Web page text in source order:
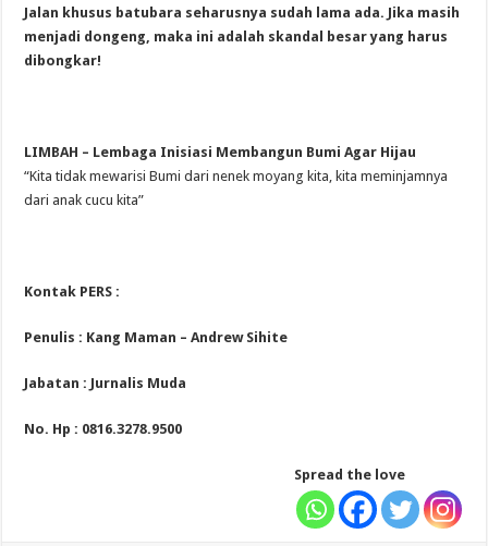
Jalan khusus batubara seharusnya sudah lama ada. Jika masih
menjadi dongeng, maka ini adalah skandal besar yang harus
dibongkar!
LIMBAH – Lembaga Inisiasi Membangun Bumi Agar Hijau
“Kita tidak mewarisi Bumi dari nenek moyang kita, kita meminjamnya
dari anak cucu kita”
Kontak PERS :
Penulis : Kang Maman – Andrew Sihite
Jabatan : Jurnalis Muda
No. Hp : 0816.3278.9500
Spread the love